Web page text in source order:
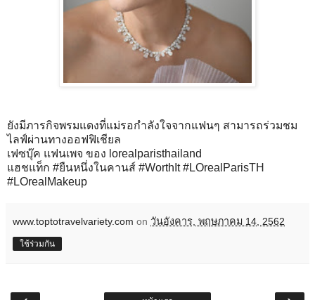
ยังมีภารกิจพรมแดงที่แม่รอกำลังใจจากแฟนๆ สามารถร่วมชม
ไลฟ์ผ่านทางออฟฟิเชียล
เฟซบุ๊ค แฟนเพจ ของ lorealparisthailand
แฮชแท็ก #ยืนหนึ่งในคานส์ #WorthIt #LOrealParisTH
#LOrealMakeup
www.toptotravelvariety.com on วันอังคาร, พฤษภาคม 14, 2562
ใช้ร่วมกัน